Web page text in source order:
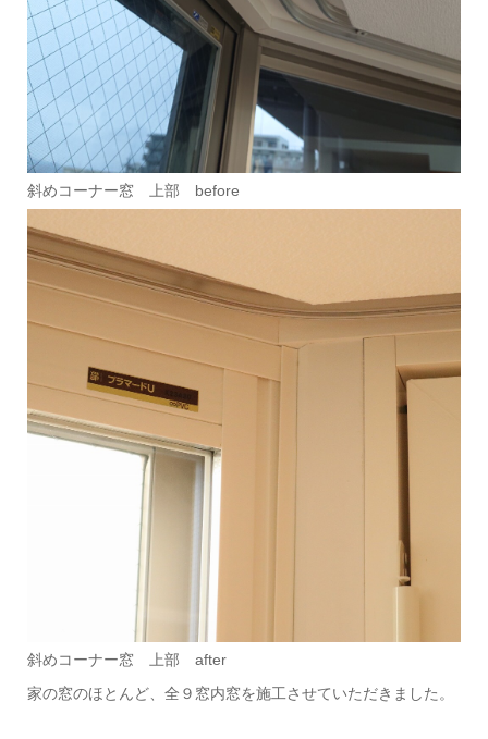
斜めコーナー窓 上部 before
斜めコーナー窓 上部 after
家の窓のほとんど、全９窓内窓を施工させていただきました。